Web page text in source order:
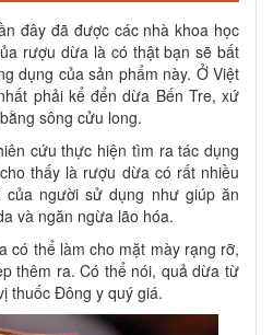
đây đã được các nhà khoa học
rượu dừa là có thật bạn sẽ bất
dụng của sản phẩm này. Ở Việt
phải kể đển dừa Bến Tre, xứ
sông cửu long.
cứu thực hiện tìm ra tác dụng
thấy là rượu dừa có rất nhiều
người sử dụng như giúp ăn
và ngăn ngừa lão hóa.
có thể làm cho mặt mày rạng rỡ,
thêm ra. Có thể nói, quả dừa từ
thuốc Đông y quý giá.